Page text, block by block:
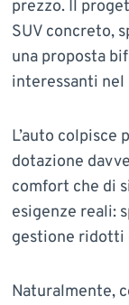
prezzo. Il
SUV concreto,
una proposta
interessanti nel
L’auto colpisce
dotazione
comfort che di
esigenze reali:
gestione ridotti
Naturalmente,